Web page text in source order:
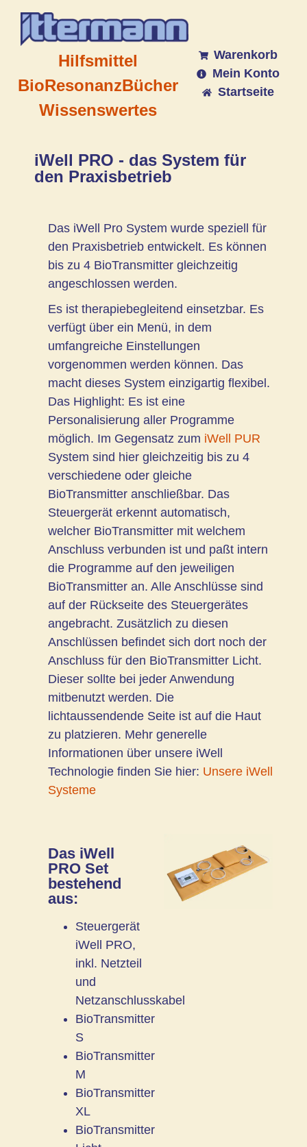
Hilfsmittel
BioResonanzBücher
Wissenswertes
Warenkorb
Mein Konto
Startseite
iWell PRO - das System für
den Praxisbetrieb
Das iWell Pro System wurde speziell für
den Praxisbetrieb entwickelt. Es können
bis zu 4 BioTransmitter gleichzeitig
angeschlossen werden.
Es ist therapiebegleitend einsetzbar. Es
verfügt über ein Menü, in dem
umfangreiche Einstellungen
vorgenommen werden können. Das
macht dieses System einzigartig flexibel.
Das Highlight: Es ist eine
Personalisierung aller Programme
möglich. Im Gegensatz zum iWell PUR
System sind hier gleichzeitig bis zu 4
verschiedene oder gleiche
BioTransmitter anschließbar. Das
Steuergerät erkennt automatisch,
welcher BioTransmitter mit welchem
Anschluss verbunden ist und paßt intern
die Programme auf den jeweiligen
BioTransmitter an. Alle Anschlüsse sind
auf der Rückseite des Steuergerätes
angebracht. Zusätzlich zu diesen
Anschlüssen befindet sich dort noch der
Anschluss für den BioTransmitter Licht.
Dieser sollte bei jeder Anwendung
mitbenutzt werden. Die
lichtaussendende Seite ist auf die Haut
zu platzieren. Mehr generelle
Informationen über unsere iWell
Technologie finden Sie hier: Unsere iWell
Systeme
Das iWell
PRO Set
bestehend
aus:
Steuergerät
iWell PRO,
inkl. Netzteil
und
Netzanschlusskabel
BioTransmitter
S
BioTransmitter
M
BioTransmitter
XL
BioTransmitter